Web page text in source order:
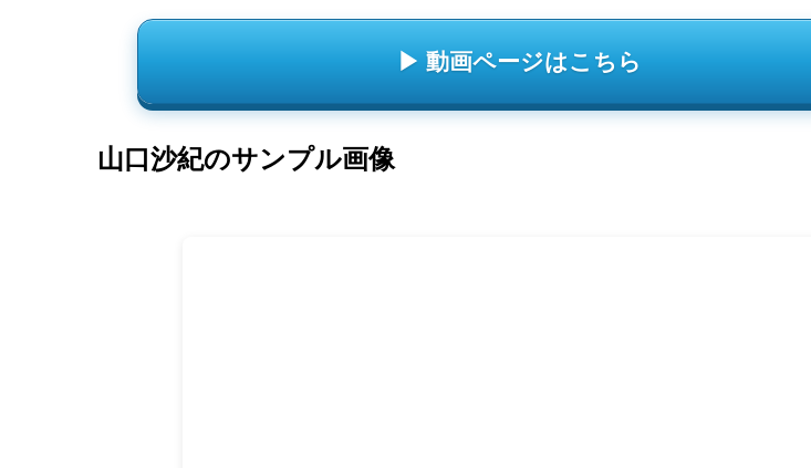
▶ 動画ページはこちら
山口沙紀のサンプル画像